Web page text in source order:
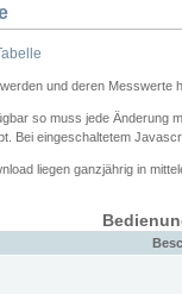
und deren Messwerte
so muss jede Änderung
Bei eingeschaltetem
liegen ganzjährig in